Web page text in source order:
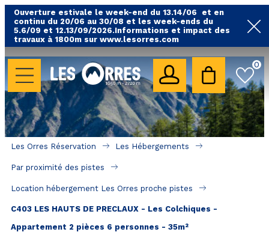
Ouverture estivale le week-end du 13.14/06 et en
continu du 20/06 au 30/08 et les week-ends du
5.6/09 et 12.13/09/2026.Informations et impact des
travaux à 1800m sur www.lesorres.com
0
LES HÉBERGEMENTS
Toutes nos locations
Hébergements avec piscine
Hébergements labellisés qualité
A proximité des remontées mécaniques ( VTT,
Hôtels - Chambres d'Hôtes & SPA
Les Orres Réservation Les Hébergements
Par proximité des pistes
Location hébergement Les Orres proche pistes
C403 LES HAUTS DE PRECLAUX - Les Colchiques -
Appartement 2 pièces 6 personnes - 35m²